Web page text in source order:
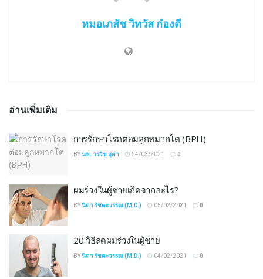
หมอเภสัช วิทวัส ก๋องดี
อ่านเพิ่มเติม
การรักษาโรคต่อมลูกหมากโต (BPH)
BYนพ. วรวิช สุตา 24/03/2021 0
ผมร่วงในผู้ชายเกิดจากอะไร?
BYนิดา รัชตะวรรณ (M.D.) 05/02/2021 0
20 วิธีลดผมร่วงในผู้ชาย
BYนิดา รัชตะวรรณ (M.D.) 04/02/2021 0